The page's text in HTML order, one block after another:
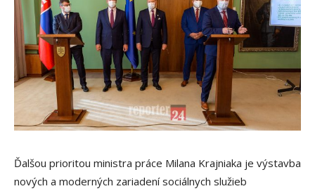
Ďalšou prioritou ministra práce Milana Krajniaka je výstavba
nových a moderných zariadení sociálnych služieb